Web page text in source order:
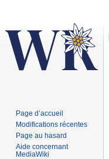
Page d’accueil
Modifications récentes
Page au hasard
Aide concernant
MediaWiki